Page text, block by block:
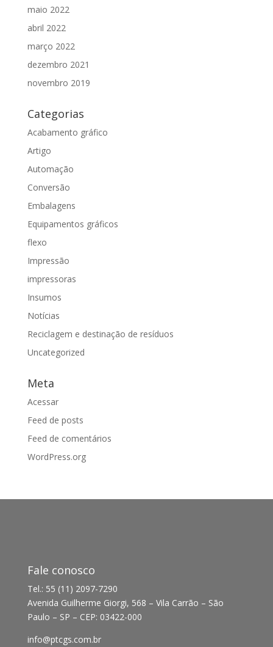
maio 2022
abril 2022
março 2022
dezembro 2021
novembro 2019
Categorias
Acabamento gráfico
Artigo
Automação
Conversão
Embalagens
Equipamentos gráficos
flexo
Impressão
impressoras
Insumos
Notícias
Reciclagem e destinação de resíduos
Uncategorized
Meta
Acessar
Feed de posts
Feed de comentários
WordPress.org
Fale conosco
Tel.: 55 (11) 2097-7290
Avenida Guilherme Giorgi, 568 – Vila Carrão – São
Paulo – SP – CEP: 03422-000
info@ptcgs.com.br